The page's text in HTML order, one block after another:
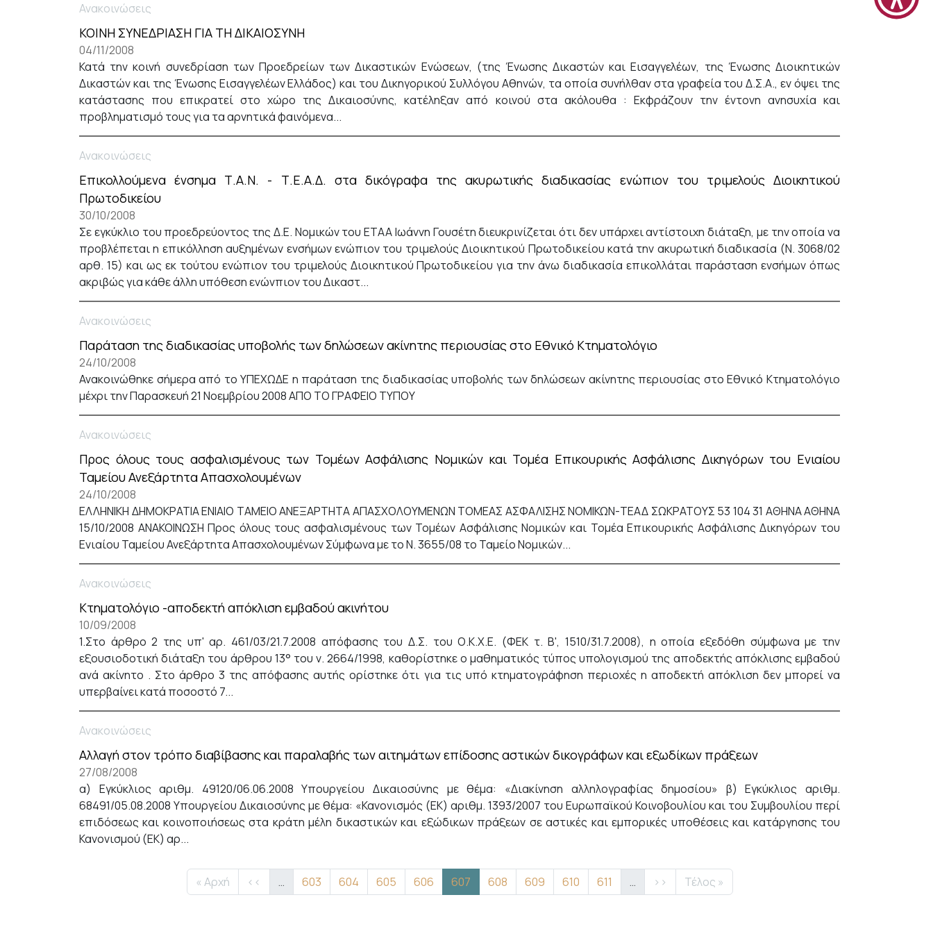
Ανακοινώσεις
ΚΟΙΝΗ ΣΥΝΕΔΡΙΑΣΗ ΓΙΑ ΤΗ ΔΙΚΑΙΟΣΥΝΗ
04/11/2008
Κατά την κοινή συνεδρίαση των Προεδρείων των Δικαστικών Ενώσεων, (της Ένωσης Δικαστών και Εισαγγελέων, της Ένωσης Διοικητικών
Δικαστών και της Ένωσης Εισαγγελέων Ελλάδος) και του Δικηγορικού Συλλόγου Αθηνών, τα οποία συνήλθαν στα γραφεία του Δ.Σ.Α., εν όψει της
κατάστασης που επικρατεί στο χώρο της Δικαιοσύνης, κατέληξαν από κοινού στα ακόλουθα : Εκφράζουν την έντονη ανησυχία και
προβληματισμό τους για τα αρνητικά φαινόμενα...
Ανακοινώσεις
Επικολλούμενα ένσημα Τ.Α.Ν. - Τ.Ε.Α.Δ. στα δικόγραφα της ακυρωτικής διαδικασίας ενώπιον του τριμελούς Διοικητικού
Πρωτοδικείου
30/10/2008
Σε εγκύκλιο του προεδρεύοντος της Δ.Ε. Νομικών του ΕΤΑΑ Ιωάννη Γουσέτη διευκρινίζεται ότι δεν υπάρχει αντίστοιχη διάταξη, με την οποία να
προβλέπεται η επικόλληση αυξημένων ενσήμων ενώπιον του τριμελούς Διοικητικού Πρωτοδικείου κατά την ακυρωτική διαδικασία (Ν. 3068/02
αρθ. 15) και ως εκ τούτου ενώπιον του τριμελούς Διοικητικού Πρωτοδικείου για την άνω διαδικασία επικολλάται παράσταση ενσήμων όπως
ακριβώς για κάθε άλλη υπόθεση ενώνπιον του Δικαστ...
Ανακοινώσεις
Παράταση της διαδικασίας υποβολής των δηλώσεων ακίνητης περιουσίας στο Εθνικό Κτηματολόγιο
24/10/2008
Ανακοινώθηκε σήμερα από το ΥΠΕΧΩΔΕ η παράταση της διαδικασίας υποβολής των δηλώσεων ακίνητης περιουσίας στο Εθνικό Κτηματολόγιο
μέχρι την Παρασκευή 21 Νοεμβρίου 2008 ΑΠΟ ΤΟ ΓΡΑΦΕΙΟ ΤΥΠΟΥ
Ανακοινώσεις
Προς όλους τους ασφαλισμένους των Τομέων Ασφάλισης Νομικών και Τομέα Επικουρικής Ασφάλισης Δικηγόρων του Ενιαίου
Ταμείου Ανεξάρτητα Απασχολουμένων
24/10/2008
ΕΛΛΗΝΙΚΗ ΔΗΜΟΚΡΑΤΙΑ ΕΝΙΑΙΟ ΤΑΜΕΙΟ ΑΝΕΞΑΡΤΗΤΑ ΑΠΑΣΧΟΛΟΥΜΕΝΩΝ ΤΟΜΕΑΣ ΑΣΦΑΛΙΣΗΣ ΝΟΜΙΚΩΝ-ΤΕΑΔ ΣΩΚΡΑΤΟΥΣ 53 104 31 ΑΘΗΝΑ ΑΘΗΝΑ
15/10/2008 ΑΝΑΚΟΙΝΩΣΗ Προς όλους τους ασφαλισμένους των Τομέων Ασφάλισης Νομικών και Τομέα Επικουρικής Ασφάλισης Δικηγόρων του
Ενιαίου Ταμείου Ανεξάρτητα Απασχολουμένων Σύμφωνα με το Ν. 3655/08 το Ταμείο Νομικών...
Ανακοινώσεις
Κτηματολόγιο -αποδεκτή απόκλιση εμβαδού ακινήτου
10/09/2008
1.Στο άρθρο 2 της υπ' αρ. 461/03/21.7.2008 απόφασης του Δ.Σ. του Ο.Κ.Χ.Ε. (ΦΕΚ τ. Β', 1510/31.7.2008), η οποία εξεδόθη σύμφωνα με την
εξουσιοδοτική διάταξη του άρθρου 13° του ν. 2664/1998, καθορίστηκε o μαθηματικός τύπος υπολογισμού της αποδεκτής απόκλισης εμβαδού
ανά ακίνητο . Στο άρθρο 3 της απόφασης αυτής ορίστηκε ότι για τις υπό κτηματογράφηση περιοχές η αποδεκτή απόκλιση δεν μπορεί να
υπερβαίνει κατά ποσοστό 7...
Ανακοινώσεις
Αλλαγή στον τρόπο διαβίβασης και παραλαβής των αιτημάτων επίδοσης αστικών δικογράφων και εξωδίκων πράξεων
27/08/2008
α) Εγκύκλιος αριθμ. 49120/06.06.2008 Υπουργείου Δικαιοσύνης με θέμα: «Διακίνηση αλληλογραφίας δημοσίου» β) Εγκύκλιος αριθμ.
68491/05.08.2008 Υπουργείου Δικαιοσύνης με θέμα: «Κανονισμός (ΕΚ) αριθμ. 1393/2007 του Ευρωπαϊκού Κοινοβουλίου και του Συμβουλίου περί
επιδόσεως και κοινοποιήσεως στα κράτη μέλη δικαστικών και εξώδικων πράξεων σε αστικές και εμπορικές υποθέσεις και κατάργησης του
Κανονισμού (ΕΚ) αρ...
Σελιδοποίηση
First page
« Αρχή Προηγούμενη σελίδα
‹‹ … Σελίδα
603 Σελίδα
604 Σελίδα
605 Σελίδα
606 Τρέχουσα σελίδα
607 Σελίδα
608 Σελίδα
609 Σελίδα
610 Σελίδα
611 … Next page
›› Last page
Τέλος »